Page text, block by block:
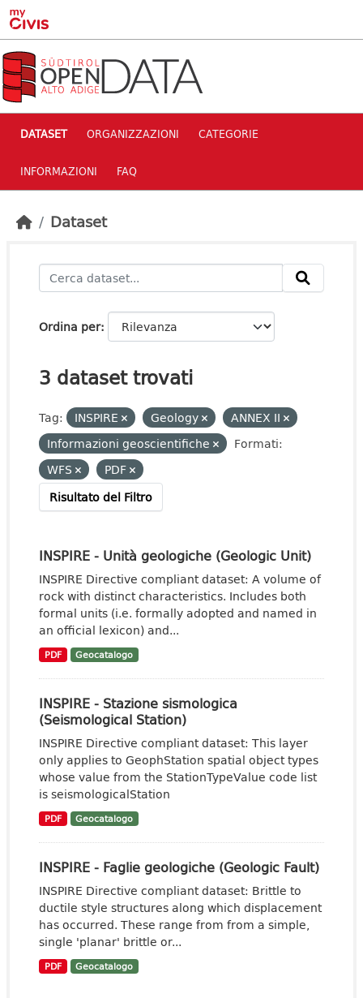
Skip to main content
DATASET ORGANIZZAZIONI CATEGORIE
INFORMAZIONI FAQ
Dataset
Ordina per
3 dataset trovati
Tag: INSPIRE Geology
ANNEX II
Informazioni geoscientifiche
Formati:
WFS
PDF
Risultato del Filtro
INSPIRE - Unità geologiche (Geologic Unit)
INSPIRE Directive compliant dataset: A volume of
rock with distinct characteristics. Includes both
formal units (i.e. formally adopted and named in
an official lexicon) and...
PDF Geocatalogo
INSPIRE - Stazione sismologica
(Seismological Station)
INSPIRE Directive compliant dataset: This layer
only applies to GeophStation spatial object types
whose value from the StationTypeValue code list
is seismologicalStation
PDF Geocatalogo
INSPIRE - Faglie geologiche (Geologic Fault)
INSPIRE Directive compliant dataset: Brittle to
ductile style structures along which displacement
has occurred. These range from from a simple,
single 'planar' brittle or...
PDF Geocatalogo